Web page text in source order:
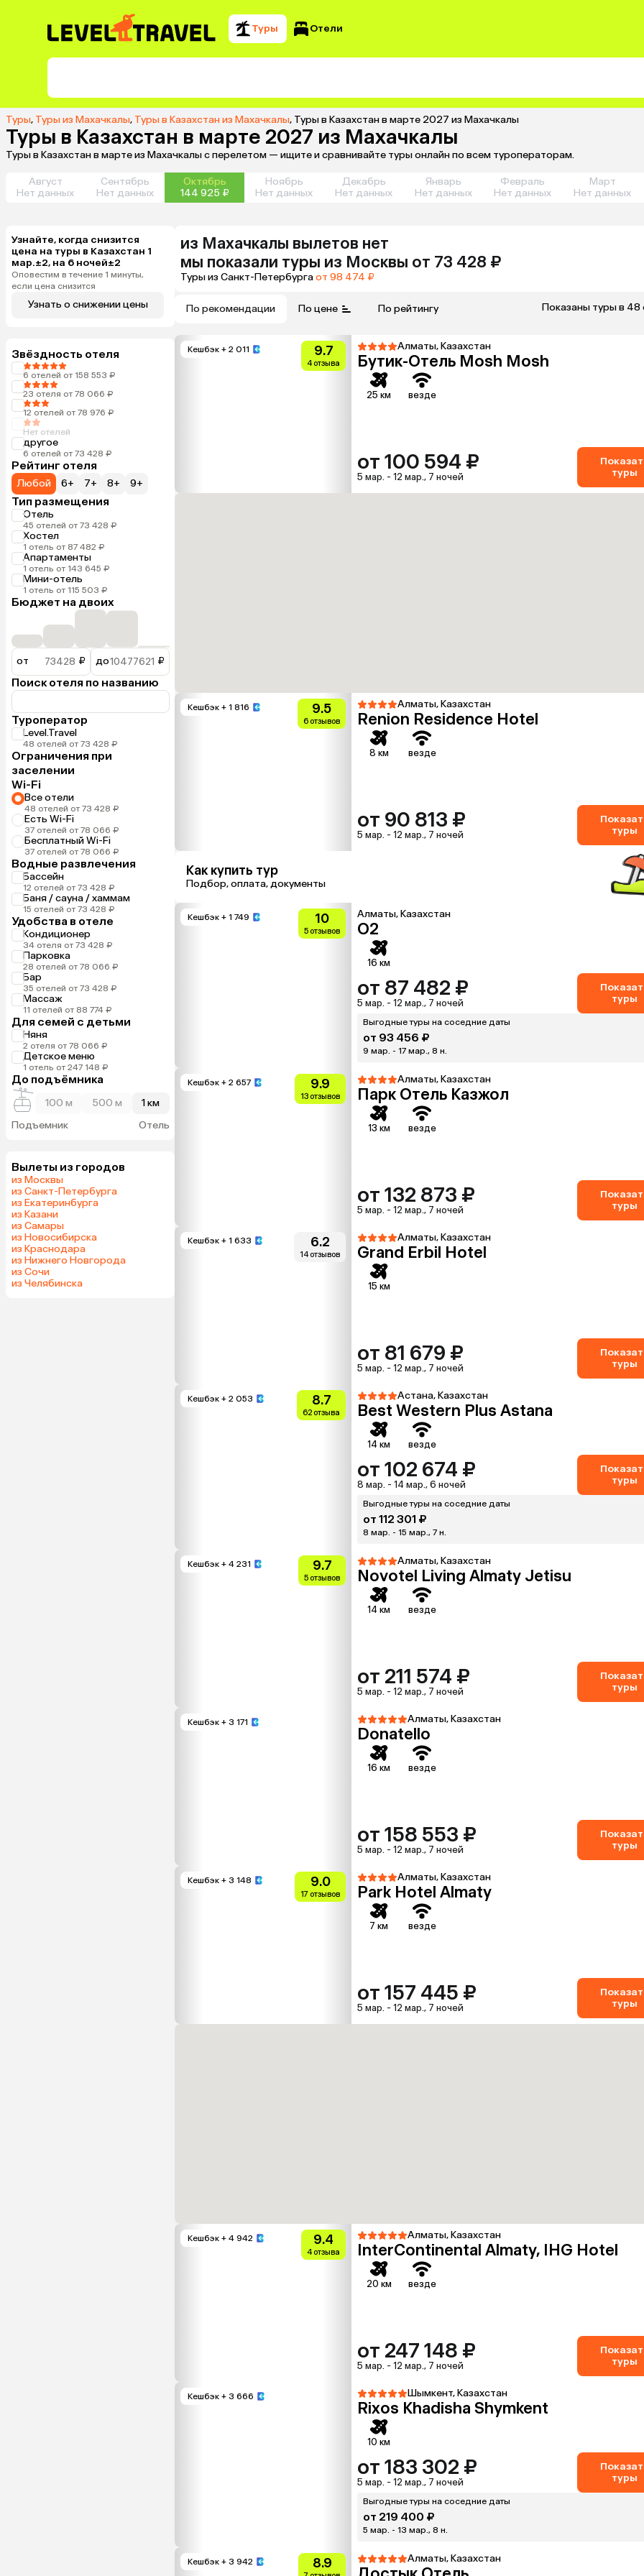
Туры Отели
Туры, Туры из Махачкалы, Туры в Казахстан из Махачкалы, Туры в Казахстан в марте 2027 из Махачкалы
Туры в Казахстан в марте 2027 из Махачкалы
Туры в Казахстан в марте из Махачкалы с перелетом — ищите и сравнивайте туры онлайн по всем туроператорам.
Август
Нет данных
Сентябрь
Нет данных
Октябрь
144 925 ₽
Ноябрь
Нет данных
Декабрь
Нет данных
Январь
Нет данных
Февраль
Нет данных
Март
Нет данных
Узнайте, когда снизится
цена на туры в Казахстан 1
мар.±2, на 6 ночей±2
Оповестим в течение 1 минуты,
если цена снизится
Узнать о снижении цены
Звёздность отеля
6 отелей от 158 553 ₽
23 отеля от 78 066 ₽
12 отелей от 78 976 ₽
Нет отелей
другое
6 отелей от 73 428 ₽
Рейтинг отеля
Любой 6+ 7+ 8+ 9+
Тип размещения
Отель
45 отелей от 73 428 ₽
Хостел
1 отель от 87 482 ₽
Апартаменты
1 отель от 143 645 ₽
Мини-отель
1 отель от 115 503 ₽
Бюджет на двоих
от ₽ до ₽
Поиск отеля по названию
Туроператор
Level.Travel
48 отелей от 73 428 ₽
Ограничения при
заселении
Wi-Fi
Все отели
48 отелей от 73 428 ₽
Есть Wi-Fi
37 отелей от 78 066 ₽
Бесплатный Wi-Fi
37 отелей от 78 066 ₽
Водные развлечения
Бассейн
12 отелей от 73 428 ₽
Баня / сауна / хаммам
15 отелей от 73 428 ₽
Удобства в отеле
Кондиционер
34 отеля от 73 428 ₽
Парковка
28 отелей от 78 066 ₽
Бар
35 отелей от 73 428 ₽
Массаж
11 отелей от 88 774 ₽
Для семей с детьми
Няня
2 отеля от 78 066 ₽
Детское меню
1 отель от 247 148 ₽
До подъёмника
100 м 500 м
1 км
Подъемник
Отель
Вылеты из городов
из Москвы
из Санкт-Петербурга
из Екатеринбурга
из Казани
из Самары
из Новосибирска
из Краснодара
из Нижнего Новгорода
из Сочи
из Челябинска
из Махачкалы вылетов нет
мы показали туры из Москвы от 73 428 ₽
Туры из Санкт-Петербургаот 98 474 ₽
По рекомендации По цене По рейтингу Показаны туры в 48
Кешбэк + 2 011 9.7
4 отзыва
Алматы, Казахстан
Бутик-Отель Mosh Mosh
25 км везде
от 100 594 ₽
5 мар. - 12 мар., 7 ночей
туры
Кешбэк + 1 816 9.5
6 отзывов
Алматы, Казахстан
Renion Residence Hotel
8 км везде
от 90 813 ₽
5 мар. - 12 мар., 7 ночей
туры
Как купить тур
Подбор, оплата, документы
Кешбэк + 1 749 10
5 отзывов
Алматы, Казахстан
O2
16 км
от 87 482 ₽
5 мар. - 12 мар., 7 ночей
туры
Выгодные туры на соседние даты
от 93 456 ₽
9 мар. - 17 мар., 8 н.
Кешбэк + 2 657 9.9
13 отзывов
Алматы, Казахстан
Парк Отель Казжол
13 км везде
от 132 873 ₽
5 мар. - 12 мар., 7 ночей
туры
Кешбэк + 1 633 6.2
14 отзывов
Алматы, Казахстан
Grand Erbil Hotel
15 км
от 81 679 ₽
5 мар. - 12 мар., 7 ночей
туры
Кешбэк + 2 053 8.7
62 отзыва
Астана, Казахстан
Best Western Plus Astana
14 км везде
от 102 674 ₽
8 мар. - 14 мар., 6 ночей
туры
Выгодные туры на соседние даты
от 112 301 ₽
8 мар. - 15 мар., 7 н.
Кешбэк + 4 231 9.7
5 отзывов
Алматы, Казахстан
Novotel Living Almaty Jetisu
14 км везде
от 211 574 ₽
5 мар. - 12 мар., 7 ночей
туры
Кешбэк + 3 171 Алматы, Казахстан
Donatello
16 км везде
от 158 553 ₽
5 мар. - 12 мар., 7 ночей
туры
Кешбэк + 3 148 9.0
17 отзывов
Алматы, Казахстан
Park Hotel Almaty
7 км везде
от 157 445 ₽
5 мар. - 12 мар., 7 ночей
туры
Кешбэк + 4 942 9.4
4 отзыва
Алматы, Казахстан
InterContinental Almaty, IHG Hotel
20 км везде
от 247 148 ₽
5 мар. - 12 мар., 7 ночей
туры
Кешбэк + 3 666 Шымкент, Казахстан
Rixos Khadisha Shymkent
10 км
от 183 302 ₽
5 мар. - 12 мар., 7 ночей
туры
Выгодные туры на соседние даты
от 219 400 ₽
5 мар. - 13 мар., 8 н.
Кешбэк + 3 942 8.9 Алматы, Казахстан